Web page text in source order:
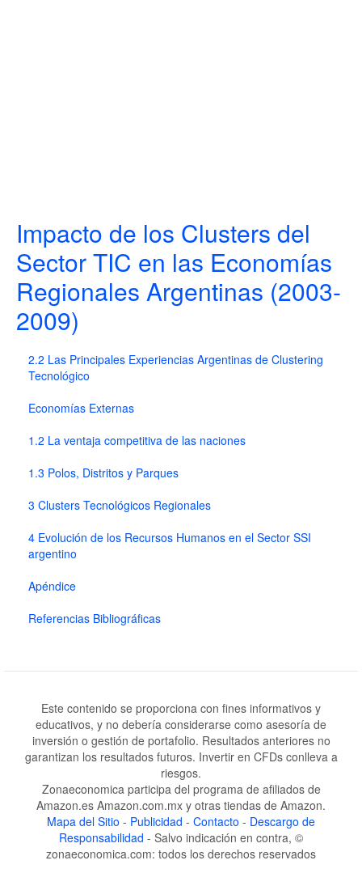
Impacto de los Clusters del
Sector TIC en las Economías
Regionales Argentinas (2003-
2009)
2.2 Las Principales Experiencias Argentinas de Clustering
Tecnológico
Economías Externas
1.2 La ventaja competitiva de las naciones
1.3 Polos, Distritos y Parques
3 Clusters Tecnológicos Regionales
4 Evolución de los Recursos Humanos en el Sector SSI
argentino
Apéndice
Referencias Bibliográficas
Este contenido se proporciona con fines informativos y
educativos, y no debería considerarse como asesoría de
inversión o gestión de portafolio. Resultados anteriores no
garantizan los resultados futuros. Invertir en CFDs conlleva a
riesgos.
Zonaeconomica participa del programa de afiliados de
Amazon.es Amazon.com.mx y otras tiendas de Amazon.
Mapa del Sitio - Publicidad - Contacto - Descargo de
Responsabilidad - Salvo indicación en contra, ©
zonaeconomica.com: todos los derechos reservados